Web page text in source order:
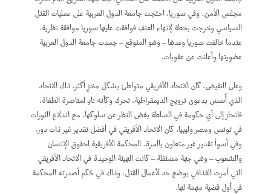
مجلس الأمن. وفي سوريا، احتجت جامعة الدول العربية على عمليات القتل
السياسي وخرجت بخطة لإنهاء العنف فوافقت عليها سوريا موافقة نظرية.
عندما خالفت سوريا وعدها – وهو المتوقع – جمدت جامعة الدول العربية
عضويتها وأعلنت عن عقوبات.
وعلى النقيض، كان الاتحاد الأفريقي متواطئ بشكل مخزٍ أكثر. ذلك الاتحاد
الذي أُسس بدعوى ترويج الديمقراطية، تحرك وكأنه نادٍ لمناصرة الطغاة،
فانحاز إلى أي حكومة في السلطة بغض النظر عن سلوكها. مع اندلاع الثورات
في تونس ومصر وليبيا، كان الاتحاد الأفريقي في أفضل تقدير غير ذات دور،
وفي أسوأ تقدير غير متعاون بالمرة. المحكمة الأفريقية لحقوق الإنسان
والشعوب – وهي جهة مستقلة – كانت الهيئة الوحيدة في الاتحاد الأفريقي
التي أمرت القذافي بوضع حد لأعمال القتل، وذلك في حُكم أصدرته المحكمة
في أول قضية مهمة لها.